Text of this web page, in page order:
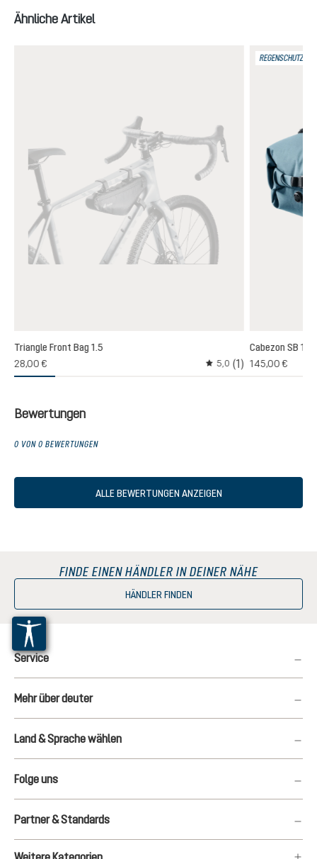
Produktgalerie überspringen
Ähnliche Artikel
Bewertung von 3 von 5 Sternen
Triangle Front Bag 1.5
28,00 €
Durchschnittliche
5,0 (1)
REGENSCHUTZ
Cabezon SB 16
145,00 €
Bewertungen
0 VON 0 BEWERTUNGEN
ALLE BEWERTUNGEN ANZEIGEN
FINDE EINEN HÄNDLER IN DEINER NÄHE
HÄNDLER FINDEN
Service
Mehr über deuter
Land & Sprache wählen
Folge uns
Partner & Standards